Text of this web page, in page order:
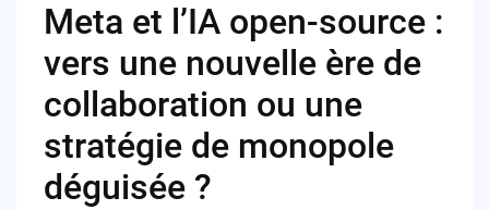
Meta et l’IA open-source :
vers une nouvelle ère de
collaboration ou une
stratégie de monopole
déguisée ?